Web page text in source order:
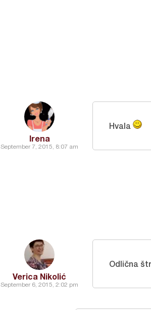
Irena
September 7, 2015, 8:07 am
Hvala
Verica Nikolić
September 6, 2015, 2:02 pm
Odlična